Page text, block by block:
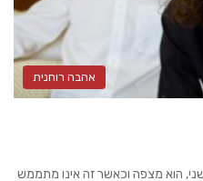
אהבה רוחנית
הוא מצפה וכאשר זה אינו מתממש